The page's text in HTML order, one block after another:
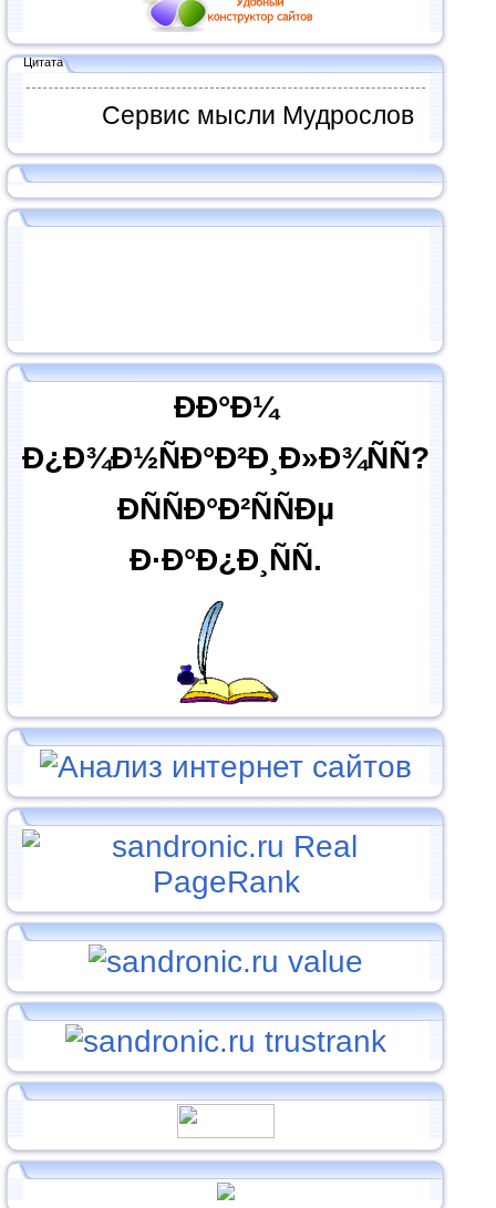
Цитата
Сервис мысли Мудрослов
ÐÐ°Ð¼
Ð¿Ð¾Ð½ÑÐ°Ð²Ð¸Ð»Ð¾ÑÑ?
ÐÑÑÐ°Ð²ÑÑÐµ
Ð·Ð°Ð¿Ð¸ÑÑ.